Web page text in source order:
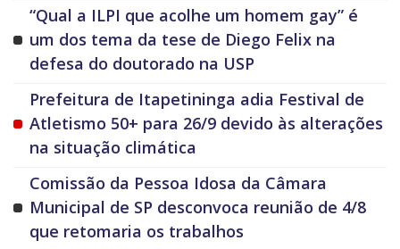
“Qual a ILPI que acolhe um homem gay” é
um dos tema da tese de Diego Felix na
defesa do doutorado na USP
Prefeitura de Itapetininga adia Festival de
Atletismo 50+ para 26/9 devido às alterações
na situação climática
Comissão da Pessoa Idosa da Câmara
Municipal de SP desconvoca reunião de 4/8
que retomaria os trabalhos